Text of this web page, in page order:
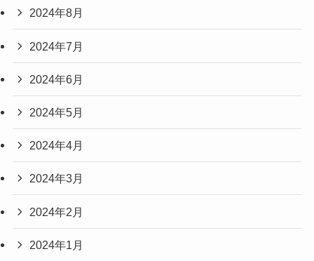
2024年8月
2024年7月
2024年6月
2024年5月
2024年4月
2024年3月
2024年2月
2024年1月